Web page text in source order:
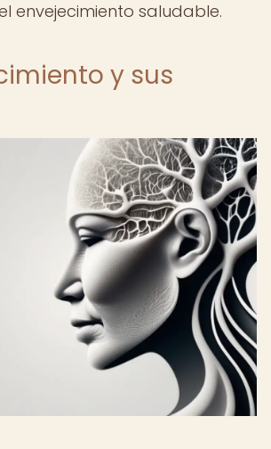
envejecimiento saludable.
y sus